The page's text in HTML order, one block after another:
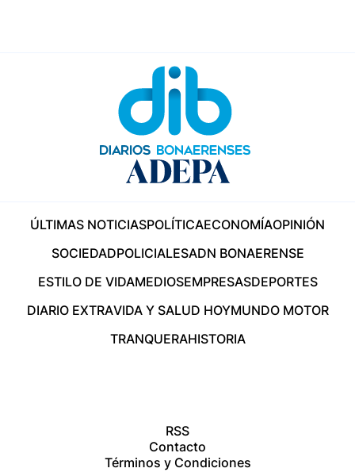
ÚLTIMAS NOTICIASPOLÍTICAECONOMÍAOPINIÓN
SOCIEDADPOLICIALESADN BONAERENSE
ESTILO DE VIDAMEDIOSEMPRESASDEPORTES
DIARIO EXTRAVIDA Y SALUD HOYMUNDO MOTOR
TRANQUERAHISTORIA
RSS
Contacto
Términos y Condiciones